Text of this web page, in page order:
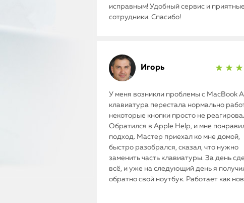
исправным! Удобный сервис и приятные
сотрудники. Спасибо!
Игорь ★ ★
У меня возникли проблемы с MacBook
клавиатура перестала нормально
некоторые кнопки просто не
Обратился в Apple Help, и мне
подход. Мастер приехал ко мне домой,
быстро разобрался, сказал, что нужно
заменить часть клавиатуры. За день
всё, и уже на следующий день я
обратно свой ноутбук. Работает как